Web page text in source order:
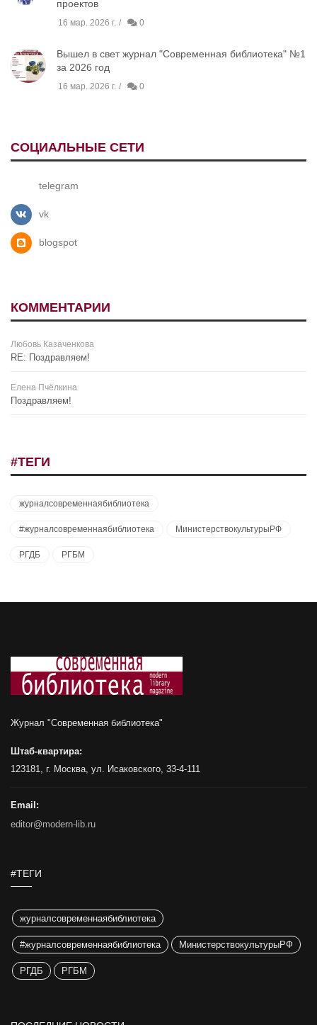
проектов
16 мар. 2026 г. 0
Вышел в свет журнал "Современная библиотека" №1
за 2026 год
16 мар. 2026 г. 0
СОЦИАЛЬНЫЕ СЕТИ
telegram
vk
blogspot
КОММЕНТАРИИ
Любовь Казаченкова
RE: Поздравляем!
Елена Пчёлкина
Поздравляем!
#ТЕГИ
журналсовременнаябиблиотека
#журналсовременнаябиблиотека МинистерствокультурыРФ
РГДБ РГБМ
Журнал "Современная библиотека"
Штаб-квартира:
123181, г. Москва, ул. Исаковского, 33-4-111
Email:
editor@modern-lib.ru
#ТЕГИ
журналсовременнаябиблиотека
#журналсовременнаябиблиотека МинистерствокультурыРФ
РГДБ РГБМ